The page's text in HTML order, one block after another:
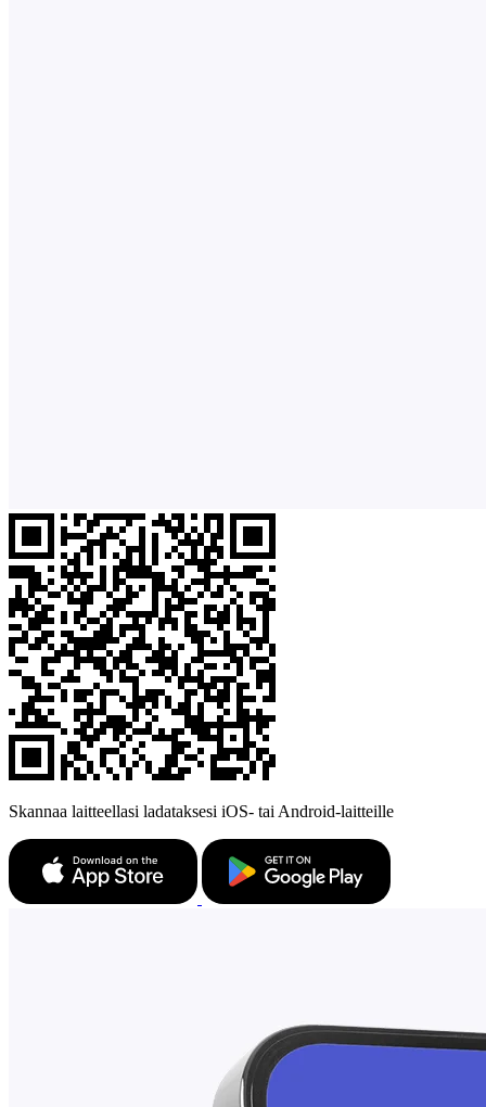
Skannaa laitteellasi ladataksesi iOS- tai Android-laitteille